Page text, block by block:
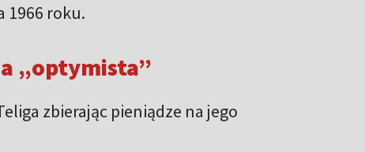
1966 roku.
„optymista”
zbierając pieniądze na jego